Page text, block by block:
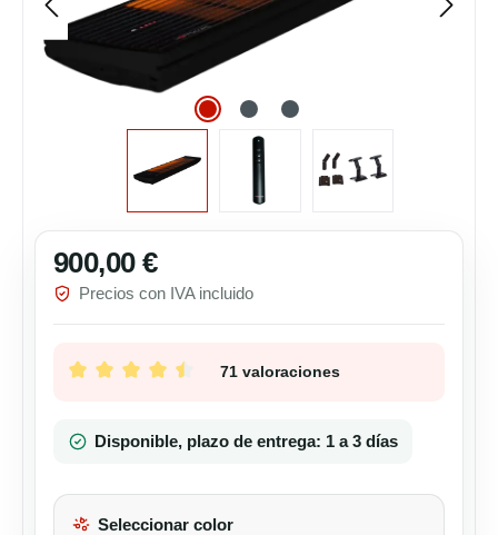
Precio normal:
900,00 €
Precios con IVA incluido
Calificación promedio de 4.58 de 5 estrellas
71 valoraciones
Disponible, plazo de entrega: 1 a 3 días
Seleccionar color